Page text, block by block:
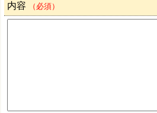
内容 （必須）